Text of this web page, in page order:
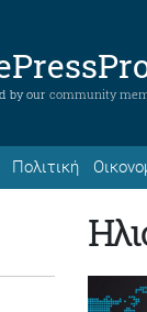
by our community
Πολιτική